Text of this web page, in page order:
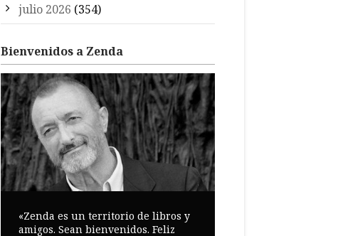
julio 2026 (354)
Bienvenidos a Zenda
«Zenda es un territorio de libros y
amigos. Sean bienvenidos. Feliz